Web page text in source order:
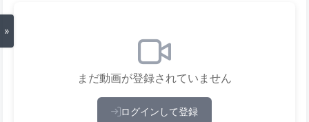
»
まだ動画が登録されていません
ログインして登録